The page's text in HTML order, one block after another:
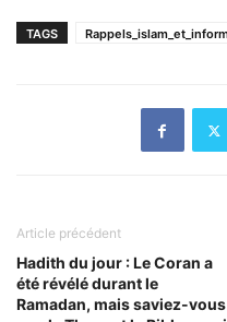
TAGS
Article précédent
Hadith du jour : Le Coran a
été révélé durant le
Ramadan, mais saviez-vous